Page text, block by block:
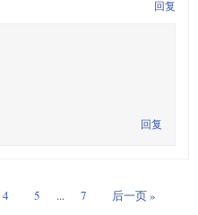
回复
回复
4 5 ... 7 后一页 »